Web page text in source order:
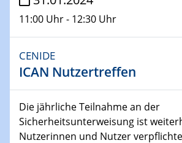
30.11.-0001 - 06.02.2025
SFB/TRR 247 Seminar
09.01.2024
15.01.2024
Bewerbungsvorrtag Besetzung
Technische Chemie – Technisch-
11:00 Uhr - 12:30 Uhr
CENIDE
ICAN Nutzertreffen
Die jährliche Teilnahme an der
Sicherheitsunterweisung ist
Nutzerinnen und Nutzer